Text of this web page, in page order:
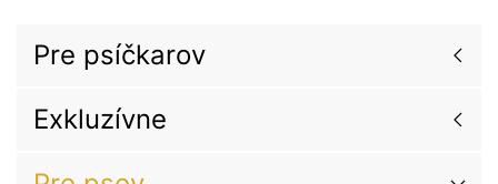
Pre psíčkarov
Exkluzívne